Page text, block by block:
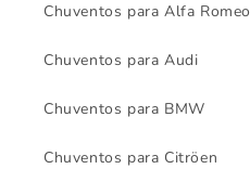
Chuventos para Alfa Romeo
Chuventos para Audi
Chuventos para BMW
Chuventos para Citröen